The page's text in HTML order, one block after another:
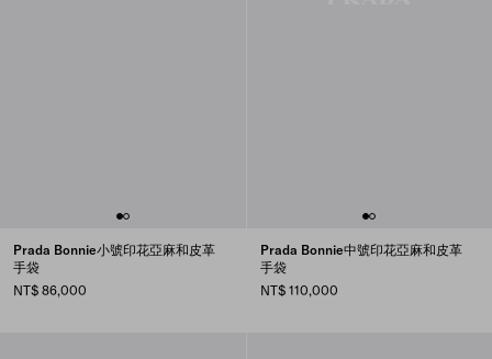
Prada Bonnie小號印花亞麻和皮革
手袋
NT$ 86,000
Prada Bonnie中號印花亞麻和皮革
手袋
NT$ 110,000